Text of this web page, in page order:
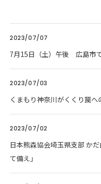
2023/07/07
7月15日（土）午後 広島市
2023/07/03
くまもり神奈川がくくり罠
2023/07/02
日本熊森協会埼玉県支部 か
て備え」